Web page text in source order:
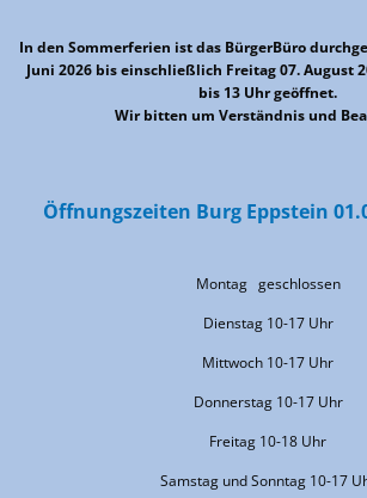
In den Sommerferien ist das BürgerBüro
Juni 2026 bis einschließlich Freitag 07. August
bis 13 Uhr geöffnet.
Wir bitten um Verständnis und
Öffnungszeiten Burg Eppstein
Montag geschlossen
Dienstag 10-17 Uhr
Mittwoch 10-17 Uhr
Donnerstag 10-17 Uhr
Freitag 10-18 Uhr
Samstag und Sonntag 10-17